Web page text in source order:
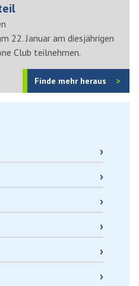
22. Januar am diesjährigen
Club teilnehmen.
Finde mehr heraus